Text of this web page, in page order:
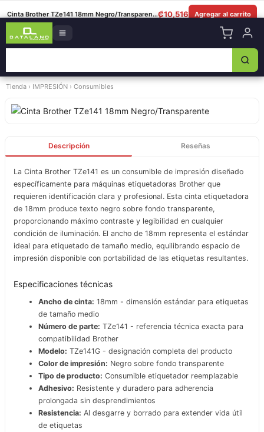
Facebook|
Cinta Brother TZe141 18mm Negro/Transparente₡10,516 Agregar al carrito
Tienda › IMPRESIÓN › Consumibles
Descripción Reseñas
La Cinta Brother TZe141 es un consumible de impresión diseñado
específicamente para máquinas etiquetadoras Brother que
requieren identificación clara y profesional. Esta cinta etiquetadora
de 18mm produce texto negro sobre fondo transparente,
proporcionando máximo contraste y legibilidad en cualquier
condición de iluminación. El ancho de 18mm representa el estándar
ideal para etiquetado de tamaño medio, equilibrando espacio de
impresión disponible con portabilidad de las etiquetas resultantes.
Especificaciones técnicas
Ancho de cinta: 18mm - dimensión estándar para etiquetas
de tamaño medio
Número de parte: TZe141 - referencia técnica exacta para
compatibilidad Brother
Modelo: TZe141G - designación completa del producto
Color de impresión: Negro sobre fondo transparente
Tipo de producto: Consumible etiquetador reemplazable
Adhesivo: Resistente y duradero para adherencia
prolongada sin desprendimientos
Resistencia: Al desgarre y borrado para extender vida útil
de etiquetas